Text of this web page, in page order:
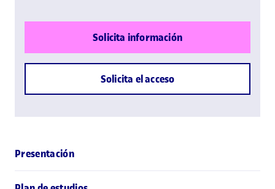
Solicita información
Solicita el acceso
Presentación